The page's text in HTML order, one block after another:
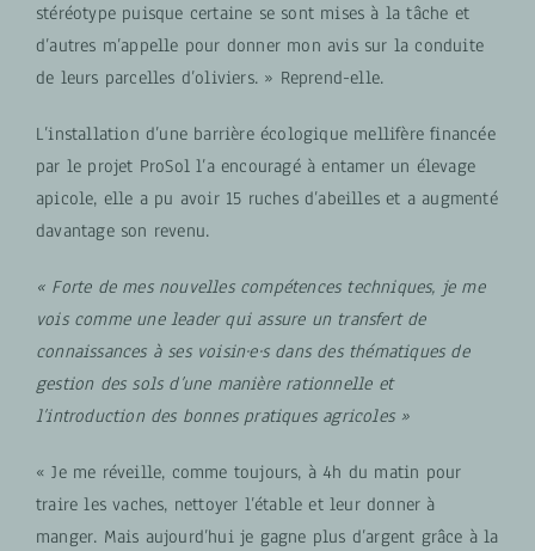
stéréotype puisque certaine se sont mises à la tâche et
d’autres m’appelle pour donner mon avis sur la conduite
de leurs parcelles d’oliviers. » Reprend-elle.
L’installation d’une barrière écologique mellifère financée
par le projet ProSol l’a encouragé à entamer un élevage
apicole, elle a pu avoir 15 ruches d’abeilles et a augmenté
davantage son revenu.
« Forte de mes nouvelles compétences techniques, je me
vois comme une leader qui assure un transfert de
connaissances à ses voisin·e·s dans des thématiques de
gestion des sols d’une manière rationnelle et
l’introduction des bonnes pratiques agricoles »
« Je me réveille, comme toujours, à 4h du matin pour
traire les vaches, nettoyer l’étable et leur donner à
manger. Mais aujourd’hui je gagne plus d’argent grâce à la